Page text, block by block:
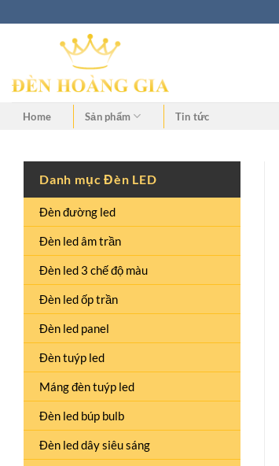
Home Sản phẩm Tin tức
Danh mục Đèn LED
Đèn đường led
Đèn led âm trần
Đèn led 3 chế độ màu
Đèn led ốp trần
Đèn led panel
Đèn tuýp led
Máng đèn tuýp led
Đèn led búp bulb
Đèn led dây siêu sáng